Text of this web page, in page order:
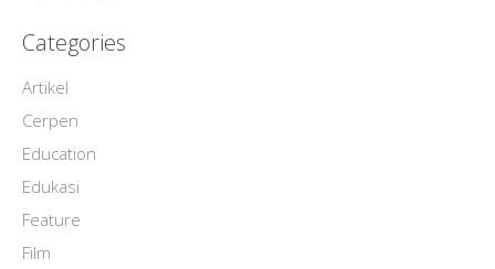
Categories
Artikel
Cerpen
Education
Edukasi
Feature
Film